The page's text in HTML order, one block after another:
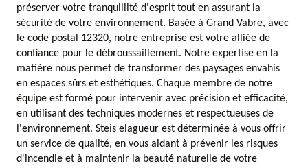
préserver votre tranquillité d'esprit tout en assurant la
sécurité de votre environnement. Basée à Grand Vabre, avec
le code postal 12320, notre entreprise est votre alliée de
confiance pour le débroussaillement. Notre expertise en la
matière nous permet de transformer des paysages envahis
en espaces sûrs et esthétiques. Chaque membre de notre
équipe est formé pour intervenir avec précision et efficacité,
en utilisant des techniques modernes et respectueuses de
l'environnement. Steis elagueur est déterminée à vous offrir
un service de qualité, en vous aidant à prévenir les risques
d'incendie et à maintenir la beauté naturelle de votre